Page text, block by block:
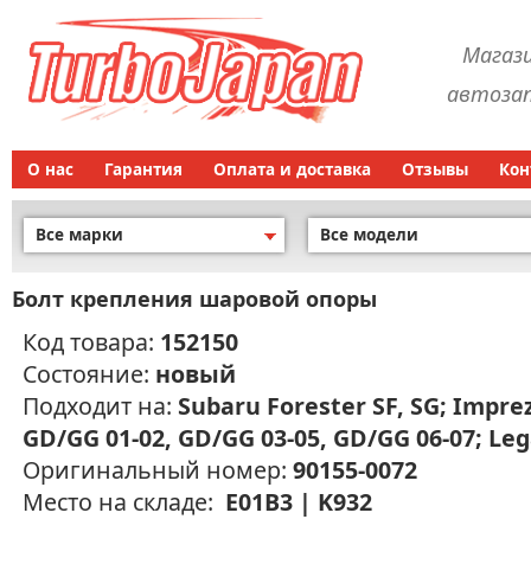
О нас Гарантия Оплата и доставка Отзывы
Все марки Все модели
Болт крепления шаровой опоры
Код товара: 152150
Состояние: новый
Подходит на: Subaru Forester SF, SG;
GD/GG 01-02, GD/GG 03-05, GD/GG 06-07;
Оригинальный номер: 90155-0072
Место на складе: E01B3 | K932